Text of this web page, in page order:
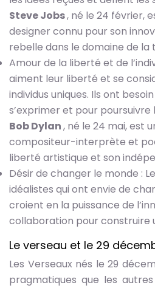
Steve Jobs, né le 24 février,
designer connu pour son
rebelle dans le domaine de la
Amour de la liberté et de
aiment leur liberté et se
individus uniques. Ils ont
s’exprimer et pour
Bob Dylan, né le 24 mai, est
compositeur-interprète et
liberté artistique et son
Désir de changer le monde :
idéalistes qui ont envie de
croient en la puissance de
collaboration pour construire
Le verseau et le 29
Les Verseaux nés le 29
pragmatiques que les